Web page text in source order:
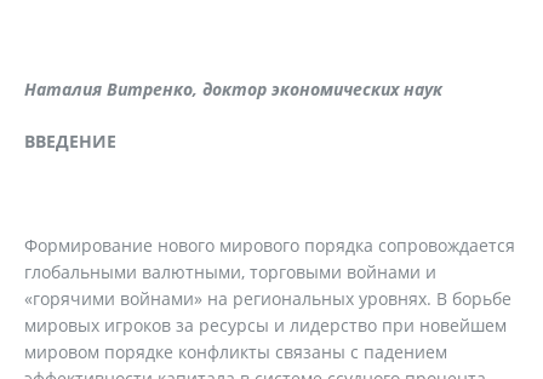
Наталия Витренко, доктор экономических наук
ВВЕДЕНИЕ
Формирование нового мирового порядка сопровождается
глобальными валютными, торговыми войнами и
«горячими войнами» на региональных уровнях. В борьбе
мировых игроков за ресурсы и лидерство при новейшем
мировом порядке конфликты связаны с падением